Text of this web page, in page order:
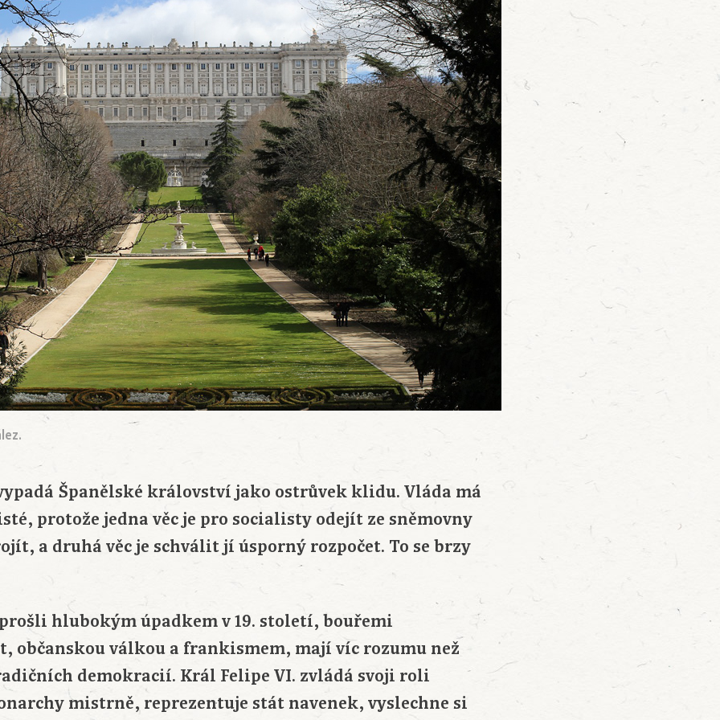
Španělské království jako ostrůvek klidu. Vláda má
protože jedna věc je pro socialisty odejít ze sněmovny
a druhá věc je schválit jí úsporný rozpočet. To se brzy
hlubokým úpadkem v 19. století, bouřemi
občanskou válkou a frankismem, mají víc rozumu než
demokracií. Král Felipe VI. zvládá svoji roli
mistrně, reprezentuje stát navenek, vyslechne si